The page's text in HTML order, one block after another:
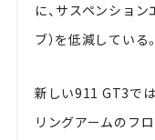
に、サスペンショ
ブ）を低減している。
新しい911 GT3で
リングアームのフ